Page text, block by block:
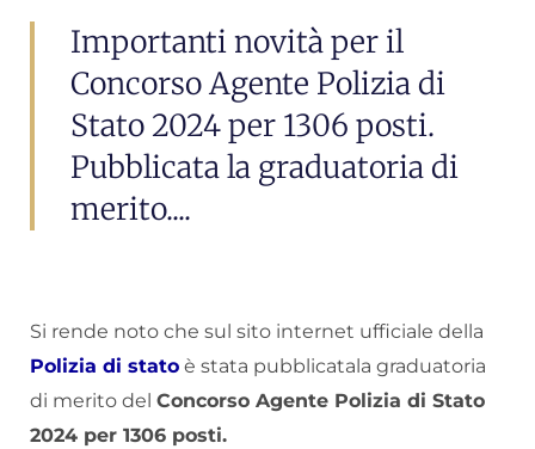
Importanti novità per il
Concorso Agente Polizia di
Stato 2024 per 1306 posti.
Pubblicata la graduatoria di
merito....
Si rende noto che sul sito internet ufficiale della
Polizia di stato è stata pubblicatala graduatoria
di merito del Concorso Agente Polizia di Stato
2024 per 1306 posti.